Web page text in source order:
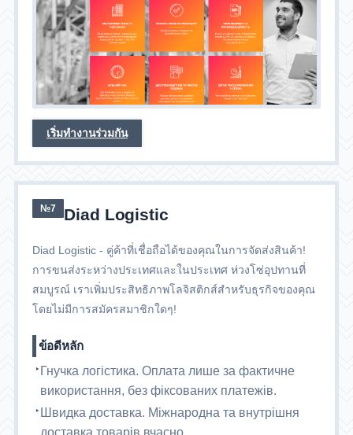
เริ่มทำงานร่วมกัน
№7 Diad Logistic
Diad Logistic - คู่ค้าที่เชื่อถือได้ของคุณในการจัดส่งสินค้า!
การขนส่งระหว่างประเทศและในประเทศ ห่วงโซ่อุปทานที่
สมบูรณ์ เราเพิ่มประสิทธิภาพโลจิสติกส์สำหรับธุรกิจของคุณ
โดยไม่มีการสมัครสมาชิกใดๆ!
ข้อดีหลัก
Гнучка логістика. Оплата лише за фактичне
використання, без фіксованих платежів.
Швидка доставка. Міжнародна та внутрішня
доставка товарів вчасно.